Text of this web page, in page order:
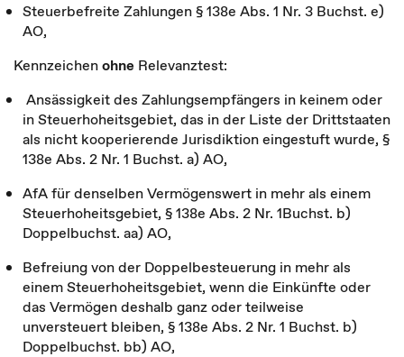
Steuerbefreite Zahlungen § 138e Abs. 1 Nr. 3 Buchst. e)
AO,
Kennzeichenohne Relevanztest:
Ansässigkeit des Zahlungsempfängers in keinem oder
in Steuerhoheitsgebiet, das in der Liste der Drittstaaten
als nicht kooperierende Jurisdiktion eingestuft wurde, §
138e Abs. 2 Nr. 1 Buchst. a) AO,
AfA für denselben Vermögenswert in mehr als einem
Steuerhoheitsgebiet, § 138e Abs. 2 Nr. 1Buchst. b)
Doppelbuchst. aa) AO,
Befreiung von der Doppelbesteuerung in mehr als
einem Steuerhoheitsgebiet, wenn die Einkünfte oder
das Vermögen deshalb ganz oder teilweise
unversteuert bleiben, § 138e Abs. 2 Nr. 1 Buchst. b)
Doppelbuchst. bb) AO,